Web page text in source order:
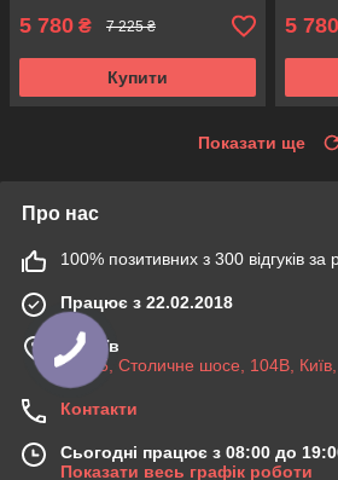
5 780 ₴ 7 225 ₴
Купити
5 780
Показати ще
Про нас
100% позитивних з 300 відгуків за
Працює з 22.02.2018
м. Київ
03045, Столичне шосе, 104B, Київ,
Контакти
Сьогодні працює з 08:00 до
Показати весь графік роботи